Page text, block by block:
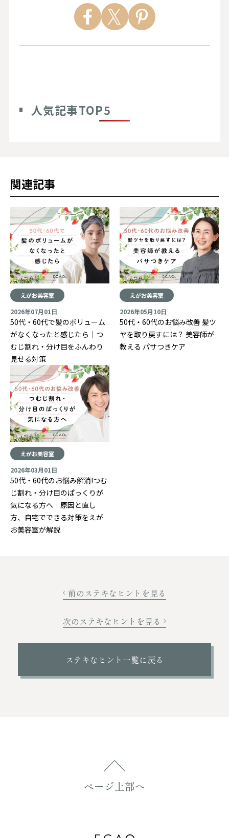
人気記事TOP5
関連記事
えがお美容室
2026年07月01日
50代・60代で髪のボリューム
がなくなったと感じたら｜つ
むじ割れ・分け目をふんわり
見せる対策
えがお美容室
2026年05月10日
50代・60代のお悩み改善 髪ツ
ヤを取り戻すには？ 美容師が
教える パサつきケア
えがお美容室
2026年03月01日
50代・60代のお悩み解消!つむ
じ割れ・分け目のぱっくりが
気になる方へ｜原因と直し
方、自宅でできる対策をえが
お美容室が解説
前のステキなヒントを見る
次のステキなヒントを見る
ステキなヒント一覧に戻る
ページ上部へ